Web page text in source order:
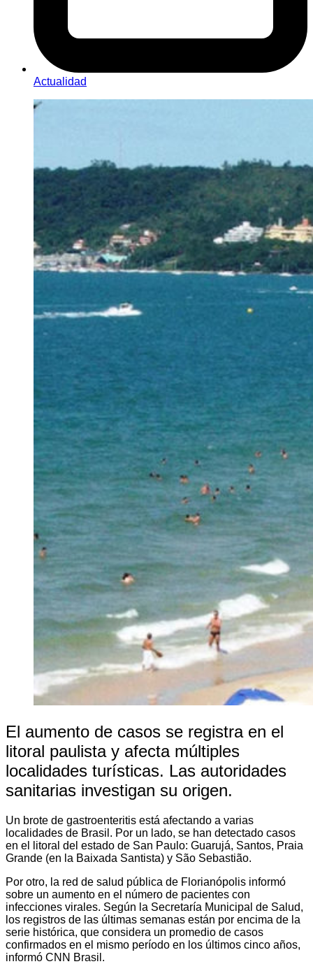
Actualidad
El aumento de casos se registra en el
litoral paulista y afecta múltiples
localidades turísticas. Las autoridades
sanitarias investigan su origen.
Un brote de gastroenteritis está afectando a varias
localidades de Brasil. Por un lado, se han detectado casos
en el litoral del estado de San Paulo: Guarujá, Santos, Praia
Grande (en la Baixada Santista) y São Sebastião.
Por otro, la red de salud pública de Florianópolis informó
sobre un aumento en el número de pacientes con
infecciones virales. Según la Secretaría Municipal de Salud,
los registros de las últimas semanas están por encima de la
serie histórica, que considera un promedio de casos
confirmados en el mismo período en los últimos cinco años,
informó CNN Brasil.